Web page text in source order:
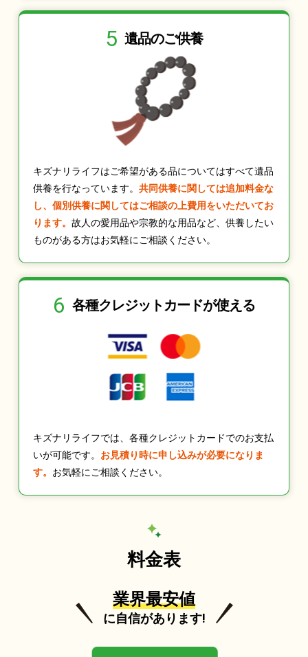
5 遺品のご供養
キズナリライフはご希望がある品についてはすべて遺品
供養を行なっています。 共同供養に関しては追加料金な
し、個別供養に関してはご相談の上費用をいただいてお
ります。 故人の愛用品や宗教的な用品など、供養したい
ものがある方はお気軽にご相談ください。
6 各種クレジットカードが使える
キズナリライフでは、各種クレジットカードでのお支払
いが可能です。 お見積り時に申し込みが必要になりま
す。 お気軽にご相談ください。
料金表
業界最安値
に自信があります!